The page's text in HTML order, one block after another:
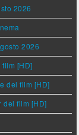
2026
2026
[HD]
del film [HD]
del film [HD]